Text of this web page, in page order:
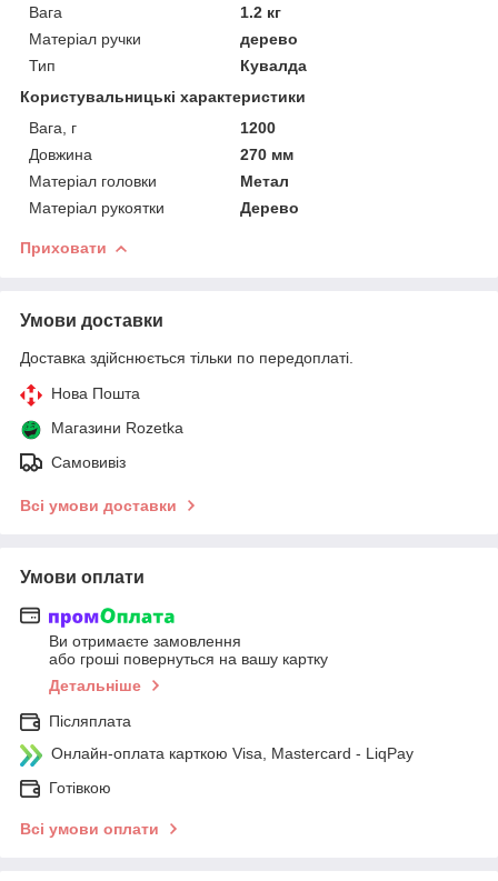
Вага
1.2 кг
Матеріал ручки
дерево
Тип
Кувалда
Користувальницькі характеристики
Вага, г
1200
Довжина
270 мм
Матеріал головки
Метал
Матеріал рукоятки
Дерево
Приховати
Умови доставки
Доставка здійснюється тільки по передоплаті.
Нова Пошта
Магазини Rozetka
Самовивіз
Всі умови доставки
Умови оплати
Ви отримаєте замовлення
або гроші повернуться на вашу картку
Детальніше
Післяплата
Онлайн-оплата карткою Visa, Mastercard - LiqPay
Готівкою
Всі умови оплати